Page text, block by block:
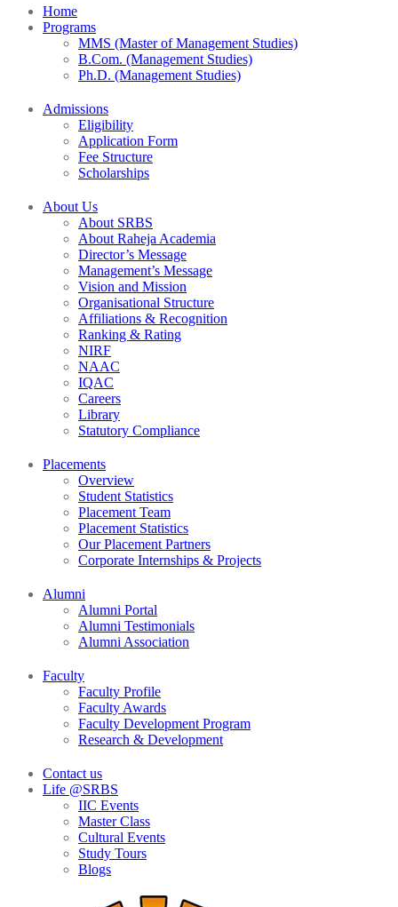
Home
Programs
MMS (Master of Management Studies)
B.Com. (Management Studies)
Ph.D. (Management Studies)
Admissions
Eligibility
Application Form
Fee Structure
Scholarships
About Us
About SRBS
About Raheja Academia
Director’s Message
Management’s Message
Vision and Mission
Organisational Structure
Affiliations & Recognition
Ranking & Rating
NIRF
NAAC
IQAC
Careers
Library
Statutory Compliance
Placements
Overview
Student Statistics
Placement Team
Placement Statistics
Our Placement Partners
Corporate Internships & Projects
Alumni
Alumni Portal
Alumni Testimonials
Alumni Association
Faculty
Faculty Profile
Faculty Awards
Faculty Development Program
Research & Development
Contact us
Life @SRBS
IIC Events
Master Class
Cultural Events
Study Tours
Blogs